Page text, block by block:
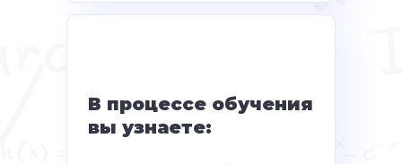
В процессе обучения
вы узнаете: